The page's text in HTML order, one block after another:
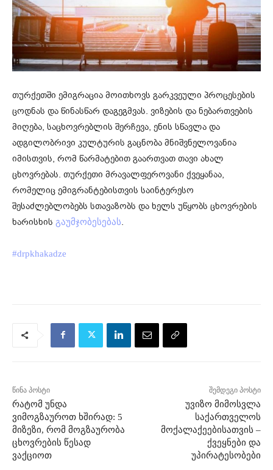
თურქეთში ემიგრაცია მოითხოვს გარკვეული პროცესების
ცოდნას და წინასწარ დაგეგმვას. ვიზების და ნებართვების
მიღება, საცხოვრებლის შერჩევა, ენის სწავლა და
ადგილობრივი კულტურის გაცნობა მნიშვნელოვანია
იმისთვის, რომ წარმატებით გაართვათ თავი ახალ
ცხოვრებას. თურქეთი მრავალფეროვანი ქვეყანაა,
რომელიც ემიგრანტებისთვის საინტერესო
შესაძლებლობებს სთავაზობს და ხელს უწყობს ცხოვრების
ხარისხის გაუმჯობესებას.
#drpkhakadze
წინა პოსტი
რატომ უნდა
ვიმოგზაუროთ ხშირად: 5
მიზეზი, რომ მოგზაურობა
ცხოვრების წესად
ვაქციოთ
შემდეგი პოსტი
უვიზო მიმოსვლა
საქართველოს
მოქალაქეებისათვის –
ქვეყნები და
უპირატესობები